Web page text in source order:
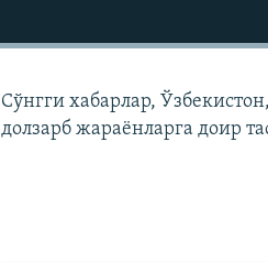
Сўнгги хабарлар,
долзарб жараëнларга доир